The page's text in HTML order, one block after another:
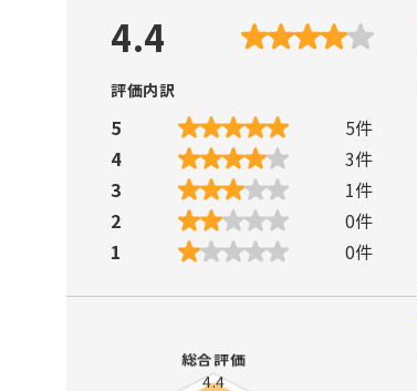
4.4
評価内訳
5 5件
4
3件
3
1件
2
0件
1
0件